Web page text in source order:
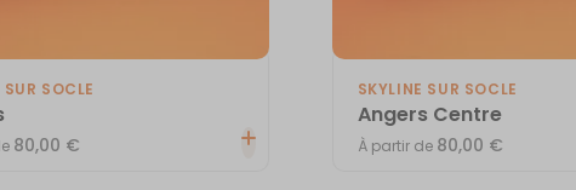
SOCLE
80,00 €
SKYLINE SUR SOCLE
Angers Centre
À partir de 80,00 €